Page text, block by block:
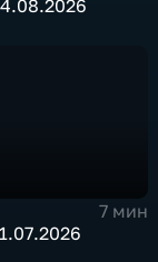
7 мин